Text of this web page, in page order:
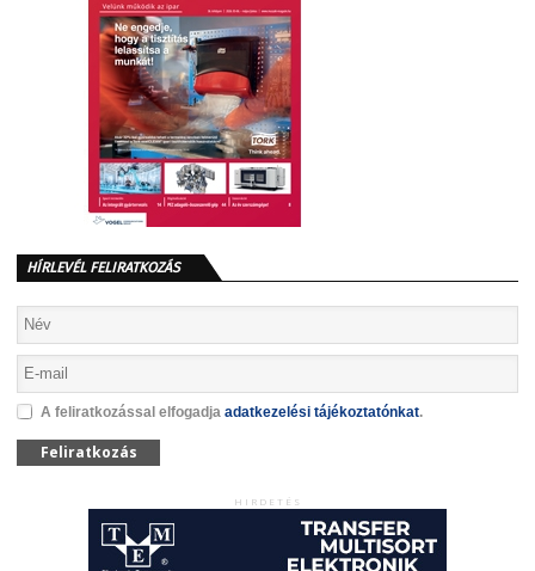
HÍRLEVÉL FELIRATKOZÁS
A feliratkozással elfogadja adatkezelési tájékoztatónkat.
Feliratkozás
HIRDETÉS